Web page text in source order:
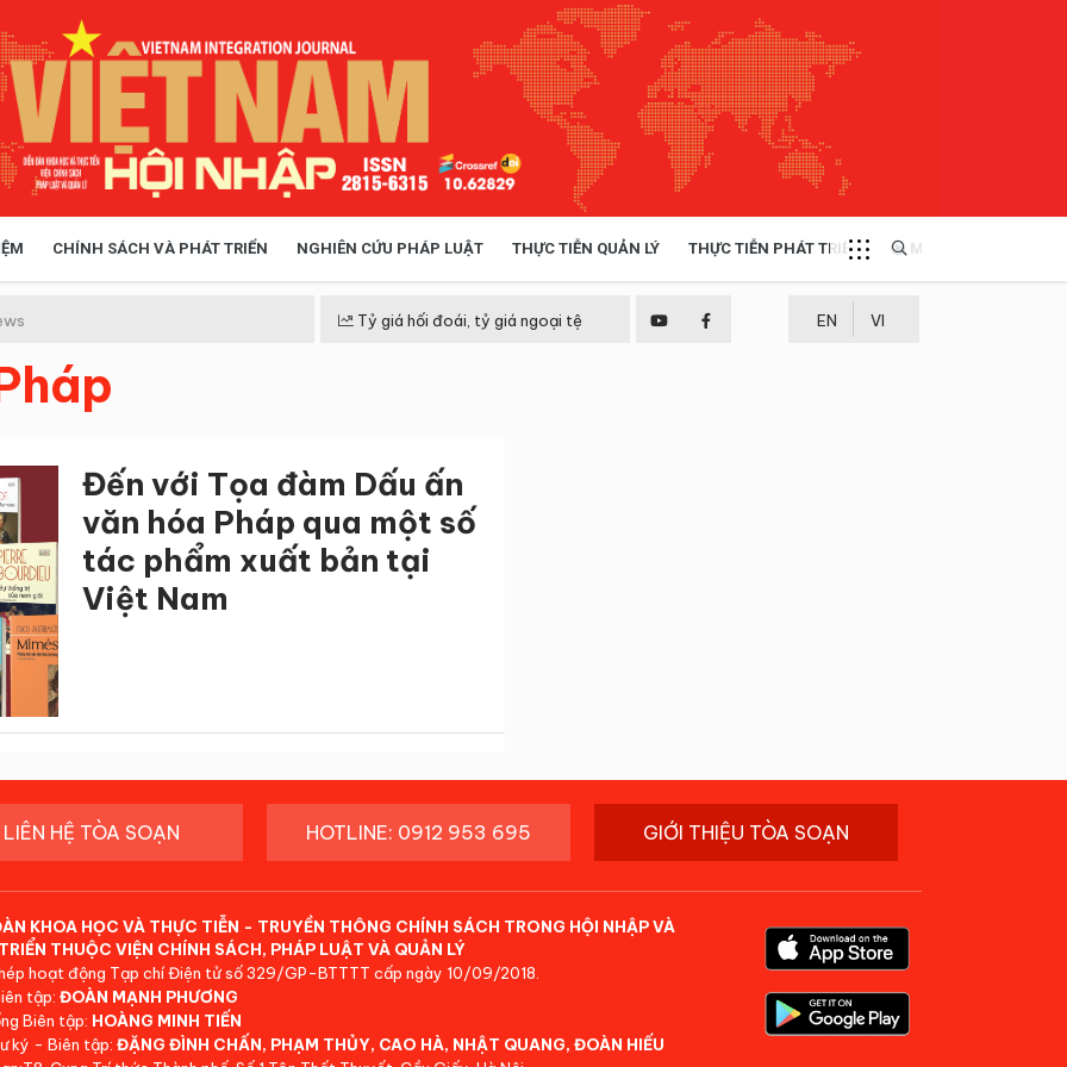
CHÍNH SÁCH VÀ PHÁT TRIỂN NGHIÊN CỨU PHÁP LUẬT THỰC TIỄN QUẢN LÝ THỰC TIỄN PHÁT TRIỂN MULTIMEDIA
Tỷ giá hối đoái, tỷ giá ngoại tệ EN VI
Đến với Tọa đàm Dấu ấn
văn hóa Pháp qua một số
tác phẩm xuất bản tại
Việt Nam
LIÊN HỆ TÒA SOẠN HOTLINE: 0912 953 695 GIỚI THIỆU TÒA SOẠN
KHOA HỌC VÀ THỰC TIỄN - TRUYỀN THÔNG CHÍNH SÁCH TRONG HỘI NHẬP VÀ
THUỘC VIỆN CHÍNH SÁCH, PHÁP LUẬT VÀ QUẢN LÝ
hoạt động Tạp chí Điện tử số 329/GP-BTTTT cấp ngày 10/09/2018.
tập: ĐOÀN MẠNH PHƯƠNG
Biên tập: HOÀNG MINH TIẾN
ký - Biên tập: ĐẶNG ĐÌNH CHẤN, PHẠM THỦY, CAO HÀ, NHẬT QUANG, ĐOÀN HIẾU